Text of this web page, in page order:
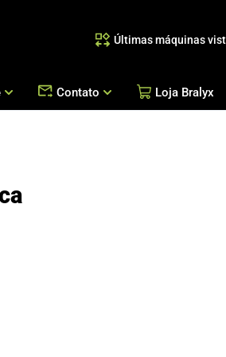
Contato Loja Bralyx
Últimas máquinas